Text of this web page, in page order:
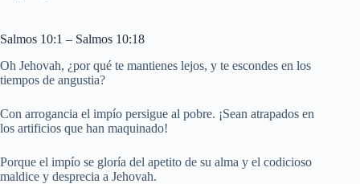
Salmos 10:1 – Salmos 10:18
Oh Jehovah, ¿por qué te mantienes lejos, y te escondes en los
tiempos de angustia?
Con arrogancia el impío persigue al pobre. ¡Sean atrapados en
los artificios que han maquinado!
Porque el impío se gloría del apetito de su alma y el codicioso
maldice y desprecia a Jehovah.